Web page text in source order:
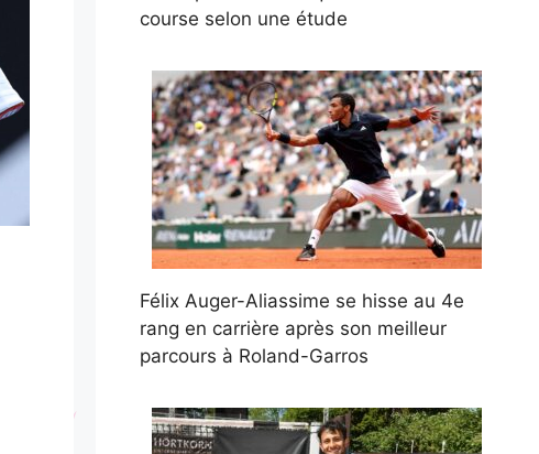
course selon une étude
Félix Auger-Aliassime se hisse au 4e
rang en carrière après son meilleur
parcours à Roland-Garros